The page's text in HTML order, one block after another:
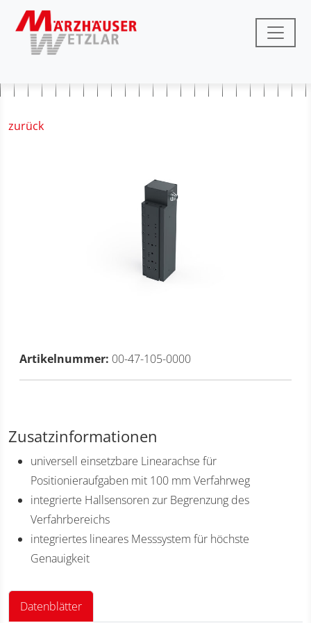
zurück
Artikelnummer: 00-47-105-0000
Zusatzinformationen
universell einsetzbare Linearachse für
Positionieraufgaben mit 100 mm Verfahrweg
integrierte Hallsensoren zur Begrenzung des
Verfahrbereichs
integriertes lineares Messsystem für höchste
Genauigkeit
Datenblätter